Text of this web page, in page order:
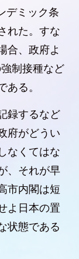
デミック条
れた。すな
合、政府よ
制接種など
ある。
録するなど
府がどうい
なくてはな
、それが早
市内閣は短
よ日本の置
状態である